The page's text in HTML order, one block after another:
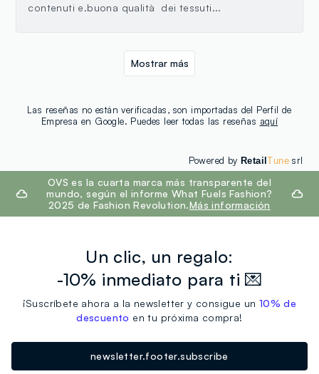
contenuti e.buona qualità dei tessuti...
Las reseñas no están verificadas, son importadas del Perfil de
Empresa en Google. Puedes leer todas las reseñas aquí
Mostrar más
Powered by RetailTunesrl
footer.ariatitleOVS es la cuarta marca más transparente del
mundo, según el informe What Fuels Fashion?
2025 de Fashion Revolution.Más información
Un clic, un regalo:
-10% inmediato para ti 💌
¡Suscríbete ahora a la newsletter y consigue un 10% de
descuento en tu próxima compra!
newsletter.footer.subscribe